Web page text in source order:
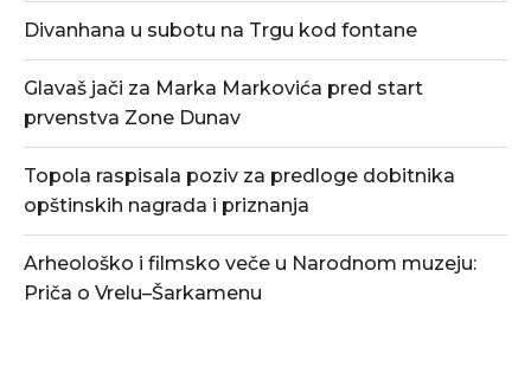
Divanhana u subotu na Trgu kod fontane
Glavaš jači za Marka Markovića pred start
prvenstva Zone Dunav
Topola raspisala poziv za predloge dobitnika
opštinskih nagrada i priznanja
Arheološko i filmsko veče u Narodnom muzeju:
Priča o Vrelu–Šarkamenu